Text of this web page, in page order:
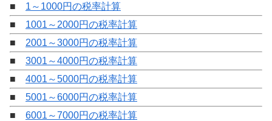
■ 1～1000円の税率計算
■ 1001～2000円の税率計算
■ 2001～3000円の税率計算
■ 3001～4000円の税率計算
■ 4001～5000円の税率計算
■ 5001～6000円の税率計算
■ 6001～7000円の税率計算